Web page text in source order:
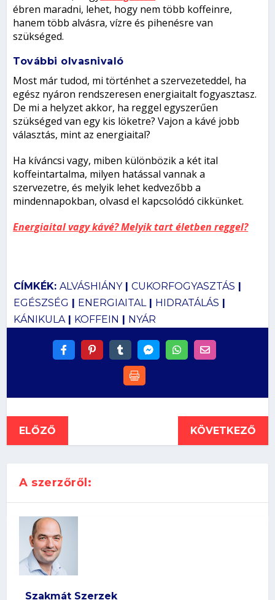
ébren maradni, lehet, hogy nem több koffeinre,
hanem több alvásra, vízre és pihenésre van
szükséged.
További olvasnivaló
Most már tudod, mi történhet a szervezeteddel, ha
egész nyáron rendszeresen energiaitalt fogyasztasz.
De mi a helyzet akkor, ha reggel egyszerűen
szükséged van egy kis löketre? Vajon a kávé jobb
választás, mint az energiaital?
Ha kíváncsi vagy, miben különbözik a két ital
koffeintartalma, milyen hatással vannak a
szervezetre, és melyik lehet kedvezőbb a
mindennapokban, olvasd el kapcsolódó cikkünket.
Energiaital vagy kávé? Melyik tart életben reggel?
CÍMKÉK: ALVÁSHIÁNY| CUKORFOGYASZTÁS |
EGÉSZSÉG | ENERGIAITAL| HIDRATÁLÁS |
KÁNIKULA| KOFFEIN | NYÁR
ELŐZŐ KÖVETKEZŐ
A szerzőről:
Szakmát Szerzek